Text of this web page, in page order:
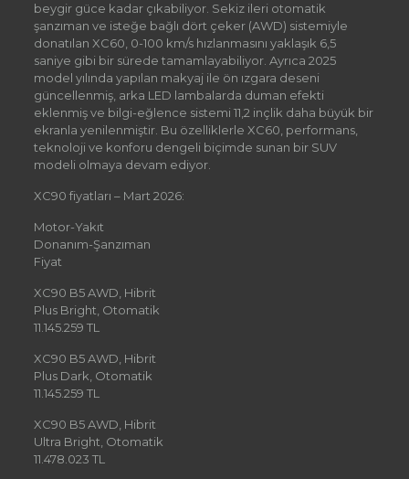
beygir güce kadar çıkabiliyor. Sekiz ileri otomatik
şanzıman ve isteğe bağlı dört çeker (AWD) sistemiyle
donatılan XC60, 0-100 km/s hızlanmasını yaklaşık 6,5
saniye gibi bir sürede tamamlayabiliyor. Ayrıca 2025
model yılında yapılan makyaj ile ön ızgara deseni
güncellenmiş, arka LED lambalarda duman efekti
eklenmiş ve bilgi-eğlence sistemi 11,2 inçlik daha büyük bir
ekranla yenilenmiştir. Bu özelliklerle XC60, performans,
teknoloji ve konforu dengeli biçimde sunan bir SUV
modeli olmaya devam ediyor.
XC90 fiyatları – Mart 2026:
Motor-Yakıt
Donanım-Şanzıman
Fiyat
XC90 B5 AWD, Hibrit
Plus Bright, Otomatik
11.145.259 TL
XC90 B5 AWD, Hibrit
Plus Dark, Otomatik
11.145.259 TL
XC90 B5 AWD, Hibrit
Ultra Bright, Otomatik
11.478.023 TL